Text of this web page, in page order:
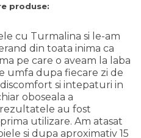
produse:
cu Turmalina si le-am
din toata inima ca
pe care o aveam la laba
umfa dupa fiecare zi de
si intepaturi in
oboseala a
au fost
utilizare. Am atasat
si dupa aproximativ 15